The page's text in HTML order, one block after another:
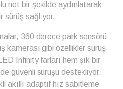
net bir şekilde aydınlatarak
sürüş sağlıyor.
360 derece park sensörü
kamerası gibi özellikler sürüş
Infinity farları hem şık bir
güvenli sürüşü destekliyor.
akıllı adaptif hız sabitleme